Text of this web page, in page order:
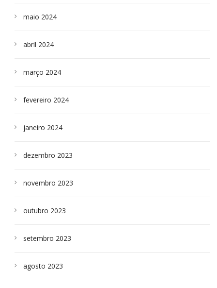
maio 2024
abril 2024
março 2024
fevereiro 2024
janeiro 2024
dezembro 2023
novembro 2023
outubro 2023
setembro 2023
agosto 2023